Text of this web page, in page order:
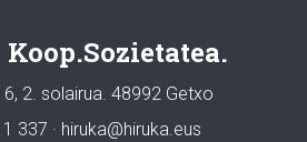
2. solairua. 48992 Getxo
337 · hiruka@hiruka.eus